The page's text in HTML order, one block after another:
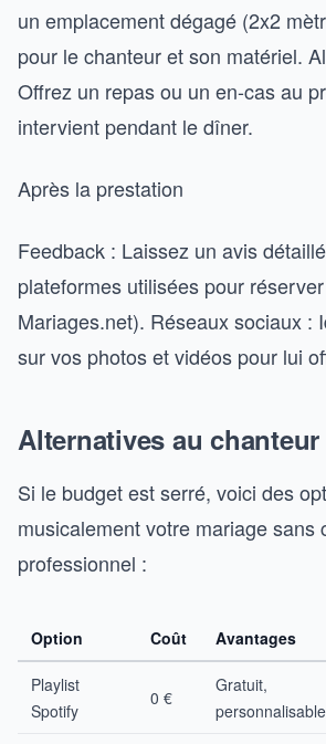
un emplacement dégagé (2x2
pour le chanteur et son matériel.
Offrez un repas ou un en-cas au
intervient pendant le dîner.
Après la prestation
Feedback : Laissez un avis
plateformes utilisées pour
Mariages.net). Réseaux sociaux :
sur vos photos et vidéos pour lui
Alternatives au
Si le budget est serré, voici des
musicalement votre mariage sans
professionnel :
Option Coût Avantages
Playlist
Spotify
0 €
Gratuit,
personnalisable